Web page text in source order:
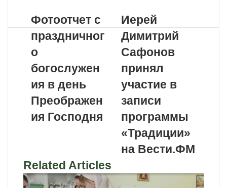
Фотоотчет с
праздничног
о
богослужен
ия в день
Преображен
ия Господня
Иерей
Димитрий
Сафонов
принял
участие в
записи
программы
«Традиции»
на Вести.ФМ
Related Articles